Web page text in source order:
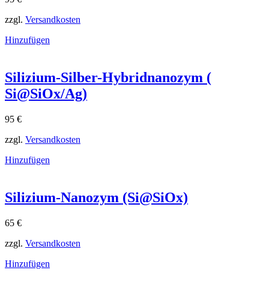
zzgl. Versandkosten
Hinzufügen
Silizium-Silber-Hybridnanozym (
Si@SiOx/Ag)
95 €
zzgl. Versandkosten
Hinzufügen
Silizium-Nanozym (Si@SiOx)
65 €
zzgl. Versandkosten
Hinzufügen